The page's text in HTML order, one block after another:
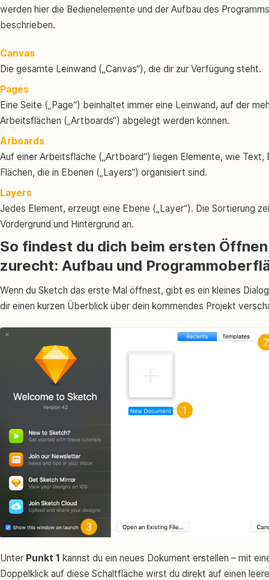
werden hier die Bedienelemente und der Aufbau des Programms
beschrieben.
Canvas
Die gesamte Leinwand („Canvas“), die dir zur Verfügung steht.
Pages
Eine Seite („Page“) beinhaltet immer eine Leinwand, auf der
Arbeitsflächen („Artboards“) abgelegt werden können.
Arboards
Auf einer Arbeitsfläche („Artboard“) liegen Elemente, wie Text,
Flächen, die in Ebenen („Layers“) organisiert sind.
Layers
Jedes Element, erzeugt eine Ebene („Layer“). Die Sortierung
Vordergrund und Hintergrund an.
So findest du dich beim ersten
zurecht: Aufbau und
Wenn du Sketch das erste Mal öffnest, gibt es ein kleines
dir einen kurzen Überblick über dein kommendes Projekt
Unter Punkt 1 kannst du ein neues Dokument erstellen – mit
Doppelklick auf diese Schaltfläche wirst du direkt auf einen